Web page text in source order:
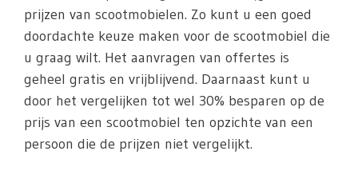
prijzen van scootmobielen. Zo kunt u een goed
doordachte keuze maken voor de scootmobiel die
u graag wilt. Het aanvragen van offertes is
geheel gratis en vrijblijvend. Daarnaast kunt u
door het vergelijken tot wel 30% besparen op de
prijs van een scootmobiel ten opzichte van een
persoon die de prijzen niet vergelijkt.